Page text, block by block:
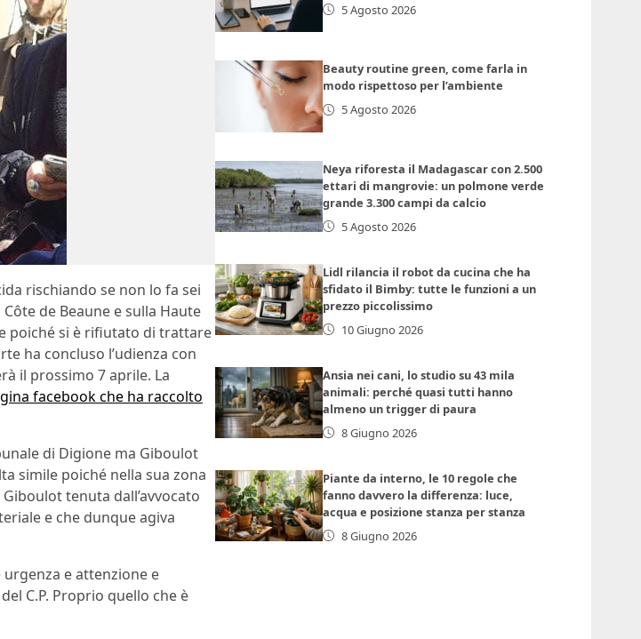
rischiando se non lo fa sei
de Beaune e sulla Haute
poiché si è rifiutato di trattare
ha concluso l’udienza con
il prossimo 7 aprile. La
facebook che ha raccolto
di Digione ma Giboulot
simile poiché nella sua zona
tenuta dall’avvocato
e che dunque agiva
e attenzione e
C.P. Proprio quello che è
5 Agosto 2026
Beauty routine green, come farla in
modo rispettoso per l’ambiente
5 Agosto 2026
Neya riforesta il Madagascar con 2.500
ettari di mangrovie: un polmone verde
grande 3.300 campi da calcio
5 Agosto 2026
Lidl rilancia il robot da cucina che ha
sfidato il Bimby: tutte le funzioni a un
prezzo piccolissimo
10 Giugno 2026
Ansia nei cani, lo studio su 43 mila
animali: perché quasi tutti hanno
almeno un trigger di paura
8 Giugno 2026
Piante da interno, le 10 regole che
fanno davvero la differenza: luce,
acqua e posizione stanza per stanza
8 Giugno 2026